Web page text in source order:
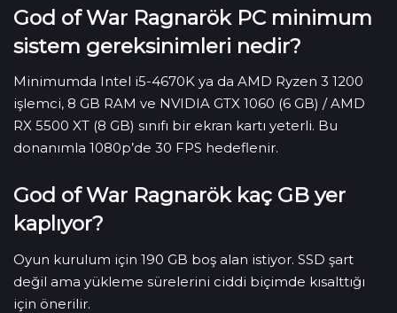
God of War Ragnarök PC minimum
sistem gereksinimleri nedir?
Minimumda Intel i5-4670K ya da AMD Ryzen 3 1200
işlemci, 8 GB RAM ve NVIDIA GTX 1060 (6 GB) / AMD
RX 5500 XT (8 GB) sınıfı bir ekran kartı yeterli. Bu
donanımla 1080p’de 30 FPS hedeflenir.
God of War Ragnarök kaç GB yer
kaplıyor?
Oyun kurulum için 190 GB boş alan istiyor. SSD şart
değil ama yükleme sürelerini ciddi biçimde kısalttığı
için önerilir.